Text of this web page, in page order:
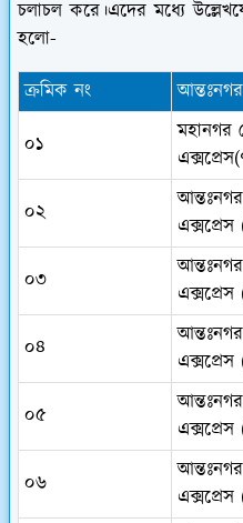
চলাচল করে।এদের মধ্যে
হলো-
ক্রমিক নং
০১
মহানগর
০২
০৩
০৪
০৫
০৬
আন্তঃনগর